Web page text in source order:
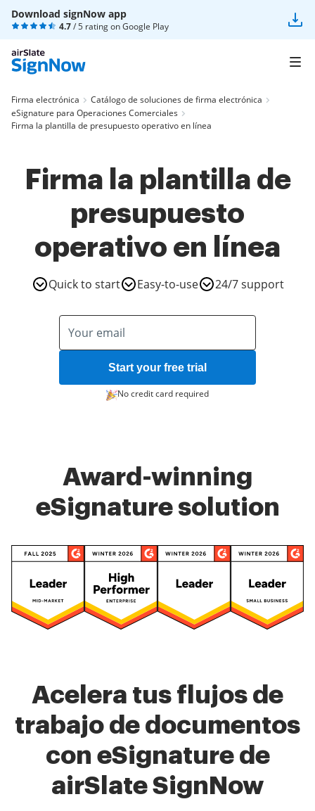
Download signNow app
4.7/ 5 rating onGoogle Play
Firma electrónica
Catálogo de soluciones de firma electrónica
eSignature para Operaciones Comerciales
Firma la plantilla de presupuesto operativo en línea
Firma la plantilla de
presupuesto
operativo en línea
Quick to start Easy-to-use 24/7 support
Start your free trial
No credit card required
Award-winning
eSignature solution
Acelera tus flujos de
trabajo de documentos
con eSignature de
airSlate SignNow